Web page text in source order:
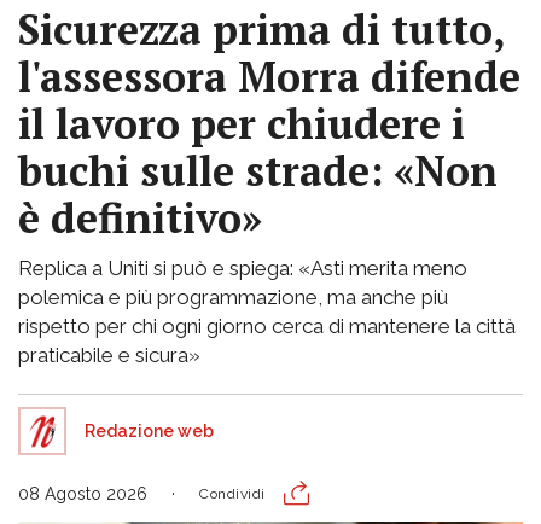
Sicurezza prima di tutto,
l'assessora Morra difende
il lavoro per chiudere i
buchi sulle strade: «Non
è definitivo»
Replica a Uniti si può e spiega: «Asti merita meno
polemica e più programmazione, ma anche più
rispetto per chi ogni giorno cerca di mantenere la città
praticabile e sicura»
Redazione web
08 Agosto 2026 Condividi